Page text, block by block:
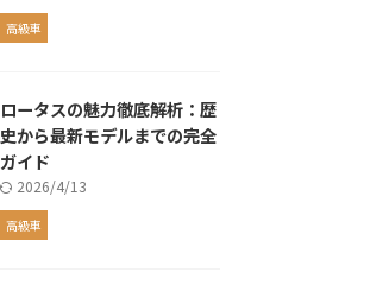
高級車
ロータスの魅力徹底解析：歴
史から最新モデルまでの完全
ガイド
2026/4/13
高級車